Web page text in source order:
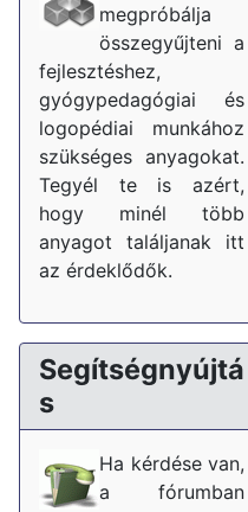
megpróbálja
összegyűjteni a
fejlesztéshez,
gyógypedagógiai és
logopédiai munkához
szükséges anyagokat.
Tegyél te is azért,
hogy minél több
anyagot találjanak itt
az érdeklődők.
Segítségnyújtá
s
Ha kérdése van,
a fórumban